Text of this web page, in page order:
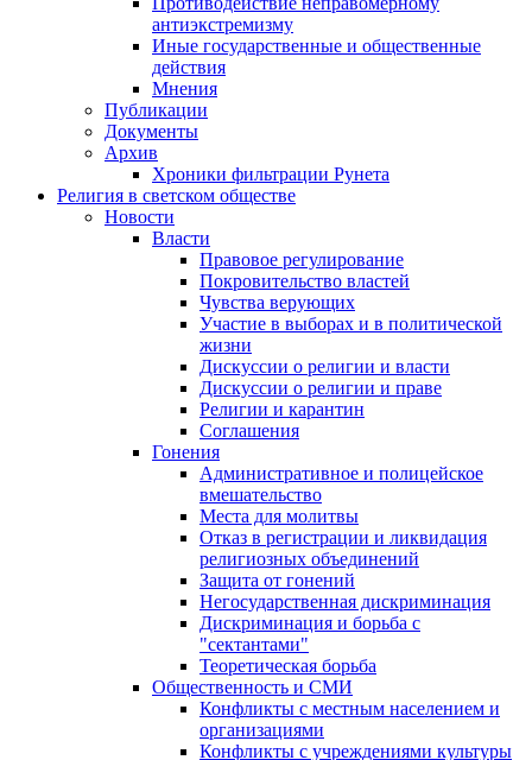
антиэкстремизму
Иные государственные и общественные
действия
Мнения
Публикации
Документы
Архив
Хроники фильтрации Рунета
Религия в светском обществе
Новости
Власти
Правовое регулирование
Покровительство властей
Чувства верующих
Участие в выборах и в политической
жизни
Дискуссии о религии и власти
Дискуссии о религии и праве
Религии и карантин
Соглашения
Гонения
Административное и полицейское
вмешательство
Места для молитвы
Отказ в регистрации и ликвидация
религиозных объединений
Защита от гонений
Негосударственная дискриминация
Дискриминация и борьба с
"сектантами"
Теоретическая борьба
Общественность и СМИ
Конфликты с местным населением и
организациями
Конфликты с учреждениями культуры